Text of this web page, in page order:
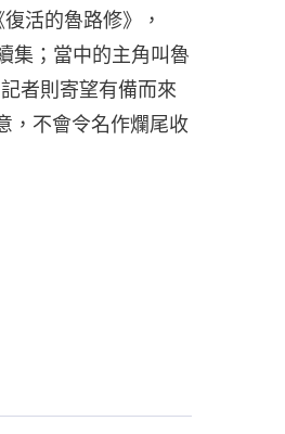
活的魯路修》，
集；當中的主角叫魯
者則寄望有備而來
，不會令名作爛尾收